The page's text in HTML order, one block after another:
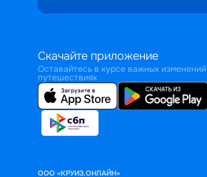
Скачайте приложение
Оставайтесь в курсе важных
путешествиях
ООО «КРУИЗ.ОНЛАЙН»